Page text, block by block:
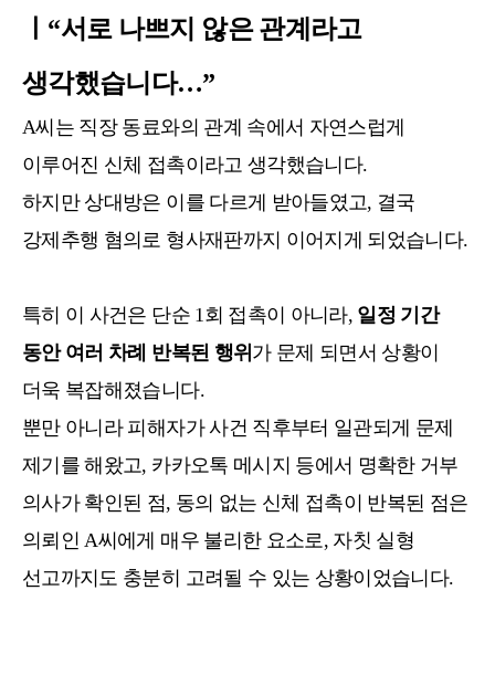
ㅣ“서로 나쁘지 않은 관계라고
생각했습니다…”
A씨는 직장 동료와의 관계 속에서 자연스럽게
이루어진 신체 접촉이라고 생각했습니다.
하지만 상대방은 이를 다르게 받아들였고, 결국
강제추행 혐의로 형사재판까지 이어지게 되었습니다.
특히 이 사건은 단순 1회 접촉이 아니라, 일정 기간
동안 여러 차례 반복된 행위 가 문제 되면서 상황이
더욱 복잡해졌습니다.
뿐만 아니라 피해자가 사건 직후부터 일관되게 문제
제기를 해왔고, 카카오톡 메시지 등에서 명확한 거부
의사가 확인된 점, 동의 없는 신체 접촉이 반복된 점은
의뢰인 A씨에게 매우 불리한 요소로, 자칫 실형
선고까지도 충분히 고려될 수 있는 상황이었습니다.